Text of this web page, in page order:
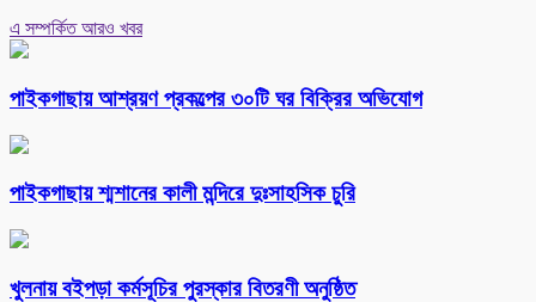
এ সম্পর্কিত আরও খবর
পাইকগাছায় আশ্রয়ণ প্রকল্পের ৩০টি ঘর বিক্রির অভিযোগ
পাইকগাছায় শ্মশানের কালী মন্দিরে দুঃসাহসিক চুরি
খুলনায় বইপড়া কর্মসূচির পুরস্কার বিতরণী অনুষ্ঠিত